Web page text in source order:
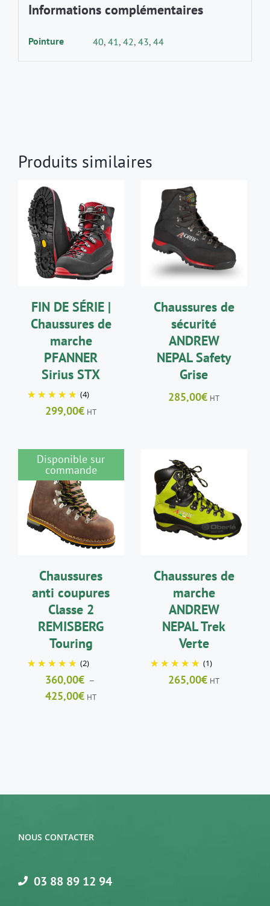
Informations complémentaires
Pointure 40, 41 , 42, 43, 44
Produits similaires
CHOIX DES
OPTIONSCE
PRODUIT
A
PLUSIEURS
VARIATIONS.
OPTIONS
PEUVENT
ÊTRE
CHOISIES
SUR
LA
PAGE
DU
PRODUIT
/
DÉTAILS
FIN DE SÉRIE |
Chaussures de
marche
PFANNER
Sirius STX
(4)
299,00€ HT
CHOIX DES
OPTIONSCE
PRODUIT
PLUSIEURS
OPTIONS
PEUVENT
ÊTRE
CHOISIES
SUR
LA
PRODUIT
/
DÉTAILS
Chaussures de
sécurité
ANDREW
NEPAL Safety
Grise
285,00€ HT
Disponible sur
commande
DÉTAILS
Chaussures
anti coupures
Classe 2
REMISBERG
Touring
(2)
360,00€ –
425,00€Plage
HT
CHOIX DES
OPTIONSCE
PRODUIT
A
PLUSIEURS
OPTIONS
ÊTRE
CHOISIES
SUR
LA
PAGE
DU
PRODUIT
/
DÉTAILS
Chaussures de
marche
ANDREW
NEPAL Trek
Verte
(1)
265,00€ HT
NOUS CONTACTER
03 88 89 12 94